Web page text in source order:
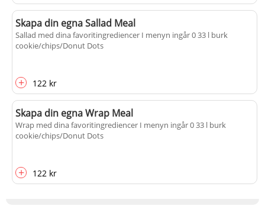
Skapa din egna Sallad Meal
Sallad med dina favoritingrediencer I menyn ingår 0 33 l burk
cookie/chips/Donut Dots
+ 122 kr
Skapa din egna Wrap Meal
Wrap med dina favoritingrediencer I menyn ingår 0 33 l burk
cookie/chips/Donut Dots
+ 122 kr